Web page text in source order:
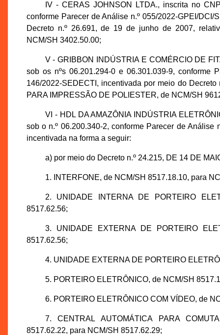
IV - CERAS JOHNSON LTDA., inscrita no
conforme Parecer de Análise n.º 055/2022-GPEI/
Decreto n.º 26.691, de 19 de junho de 2007,
NCM/SH 3402.50.00;
V - GRIBBON INDÚSTRIA E COMÉRCIO DE
sob os nºs 06.201.294-0 e 06.301.039-9, conforme
146/2022-SEDECTI, incentivada por meio do
PARA IMPRESSÃO DE POLIESTER, de NCM/SH
VI - HDL DA AMAZÔNIA INDÚSTRIA
sob o n.º 06.200.340-2, conforme Parecer de Análise
incentivada na forma a seguir:
a) por meio do Decreto n.º 24.215, DE 14 DE
1. INTERFONE, de NCM/SH 8517.18.10, para
2. UNIDADE INTERNA DE PORTEIRO
8517.62.56;
3. UNIDADE EXTERNA DE PORTEIRO
8517.62.56;
4. UNIDADE EXTERNA DE PORTEIRO
5. PORTEIRO ELETRÔNICO, de NCM/SH
6. PORTEIRO ELETRÔNICO COM VÍDEO, de
7. CENTRAL AUTOMÁTICA PARA
8517.62.22, para NCM/SH 8517.62.29;